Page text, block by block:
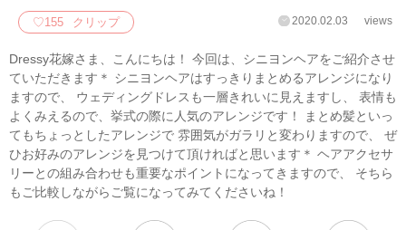
♡155 クリップ 2020.02.03 views
Dressy花嫁さま、こんにちは！ 今回は、シニヨンヘアをご紹介させ
ていただきます＊ シニヨンヘアはすっきりまとめるアレンジになり
ますので、 ウェディングドレスも一層きれいに見えますし、 表情も
よくみえるので、挙式の際に人気のアレンジです！ まとめ髪といっ
てもちょっとしたアレンジで 雰囲気がガラリと変わりますので、 ぜ
ひお好みのアレンジを見つけて頂ければと思います＊ ヘアアクセサ
リーとの組み合わせも重要なポイントになってきますので、 そちら
もご比較しながらご覧になってみてくださいね！